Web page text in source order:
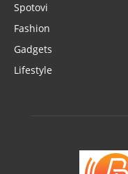
Spotovi
Fashion
Gadgets
Lifestyle